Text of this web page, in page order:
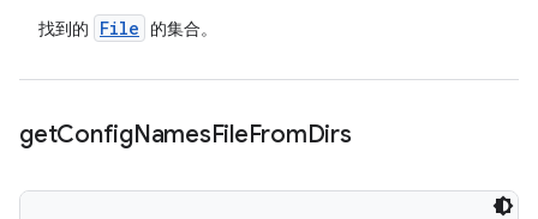
找到的 File 的集合。
getConfigNamesFileFromDirs